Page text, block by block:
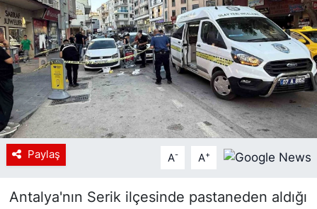
Paylaş A- A+
Antalya'nın Serik ilçesinde pastaneden aldığı